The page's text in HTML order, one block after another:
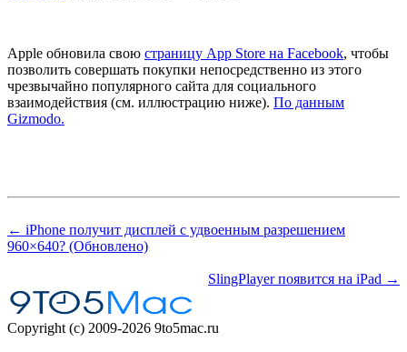
Apple обновила свою страницу App Store на Facebook, чтобы
позволить совершать покупки непосредственно из этого
чрезвычайно популярного сайта для социального
взаимодействия (см. иллюстрацию ниже). По данным
Gizmodo.
← iPhone получит дисплей с удвоенным разрешением
960×640? (Обновлено)
SlingPlayer появится на iPad →
Copyright (c) 2009-2026 9to5mac.ru